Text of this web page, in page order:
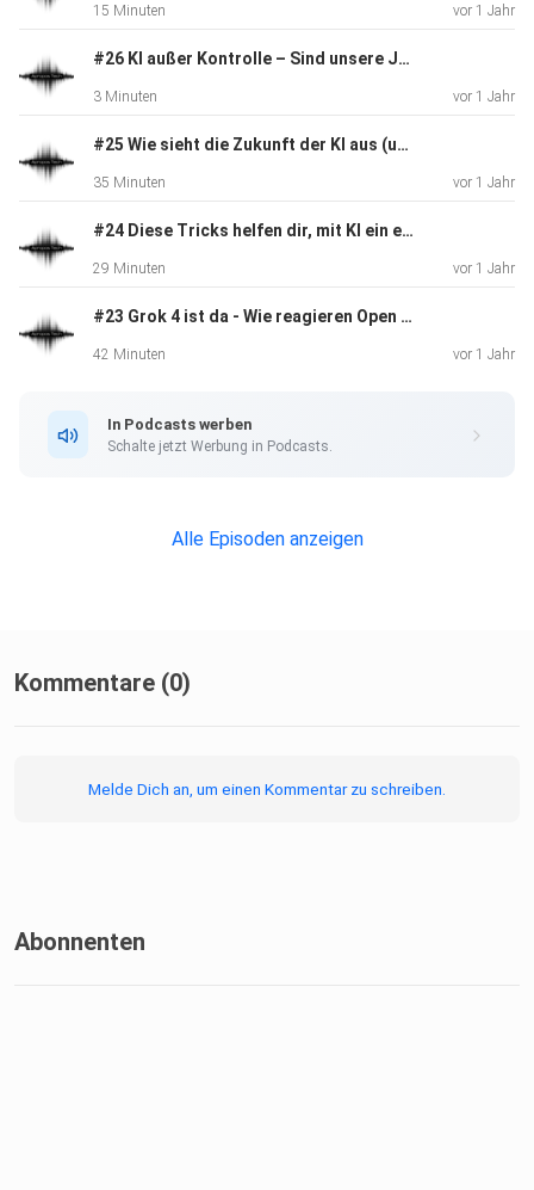
kongress.de/
15 Minuten vor 1 Jahr
#26 KI außer Kontrolle – Sind unsere Jobs bald Geschichte?
3 Minuten vor 1 Jahr
#25 Wie sieht die Zukunft der KI aus (und was bedeutet es für uns)?
35 Minuten vor 1 Jahr
#24 Diese Tricks helfen dir, mit KI ein erfolgreiches Business aufzubauen!
29 Minuten vor 1 Jahr
#23 Grok 4 ist da - Wie reagieren Open AI, Perplexity und Co.?
42 Minuten vor 1 Jahr
In Podcasts werben
Schalte jetzt Werbung in Podcasts.
Alle Episoden anzeigen
Kommentare (0)
Melde Dich an, um einen Kommentar zu schreiben.
Abonnenten